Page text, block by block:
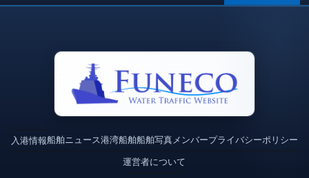
入港情報船舶ニュース港湾船舶船舶写真メンバープライバシーポリシー
運営者について